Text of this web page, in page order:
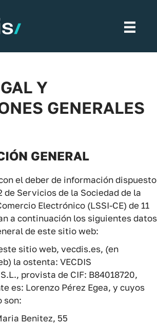
Y
GENERALES
GENERAL
el deber de información dispuesto
Servicios de la Sociedad de la
Electrónico (LSSI-CE) de 11
a continuación los siguientes datos
de este sitio web:
sitio web, vecdis.es, (en
la ostenta: VECDIS
provista de CIF: B84018720,
es: Lorenzo Pérez Egea, y cuyos
son:
Benitez, 55